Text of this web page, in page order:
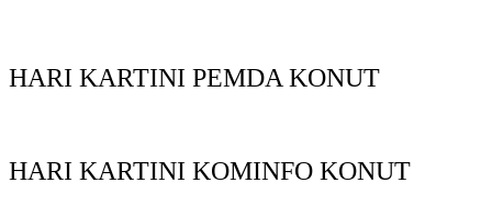
HARI KARTINI PEMDA KONUT
HARI KARTINI KOMINFO KONUT